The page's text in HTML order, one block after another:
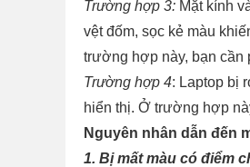
Trường hợp 3: Mặt kính
vệt đốm, sọc kẻ màu
trường hợp này, bạn cần
Trường hợp 4: Laptop bị
hiển thị. Ở trường hợp
Nguyên nhân dẫn đến
1. Bị mất màu có điểm